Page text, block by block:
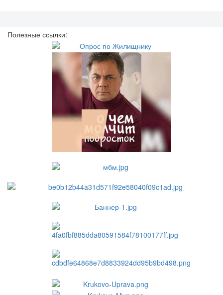
Полезные ссылки: